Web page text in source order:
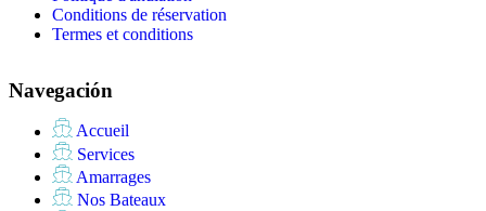
Conditions de réservation
Termes et conditions
Navegación
Accueil
Services
Amarrages
Nos Bateaux